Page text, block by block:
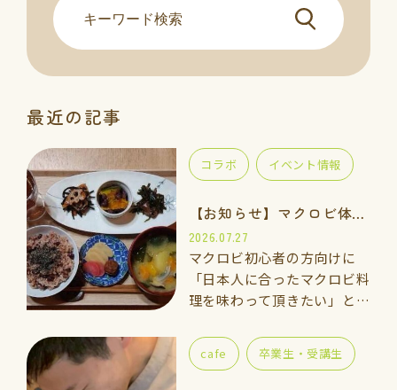
最近の記事
【お知らせ】マクロビ体験会のご案内
2026.07.27
マクロビ初心者の方向けに
「日本人に合ったマクロビ料
理を味わって頂きたい」と思
た。 一緒に手を動かしなが
ら「玄米ご飯、ごま塩、重ね
コラボ イベント情報
cafe 卒業生・受講生